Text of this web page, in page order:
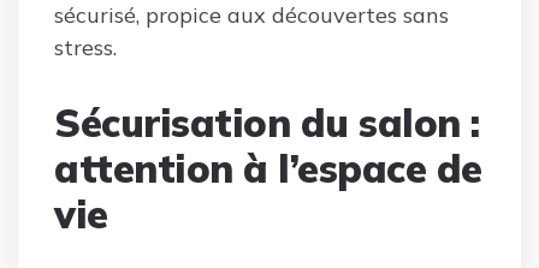
sécurisé, propice aux découvertes sans
stress.
Sécurisation du salon :
attention à l’espace de
vie